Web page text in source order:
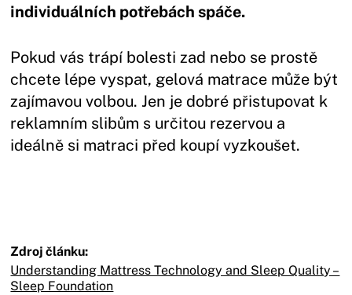
individuálních potřebách spáče.
Pokud vás trápí bolesti zad nebo se prostě
chcete lépe vyspat, gelová matrace může být
zajímavou volbou. Jen je dobré přistupovat k
reklamním slibům s určitou rezervou a
ideálně si matraci před koupí vyzkoušet.
Zdroj článku:
Understanding Mattress Technology and Sleep Quality –
Sleep Foundation